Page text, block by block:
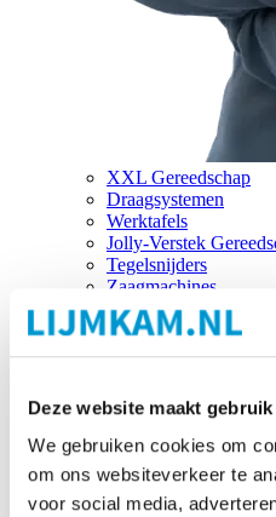
Deze website maakt
We gebruiken cookies om
om ons websiteverkeer te
voor social media,
XXL Gereedschap
Draagsystemen
Werktafels
Jolly-Verstek
Tegelsnijders
Zaagmachines
Merken